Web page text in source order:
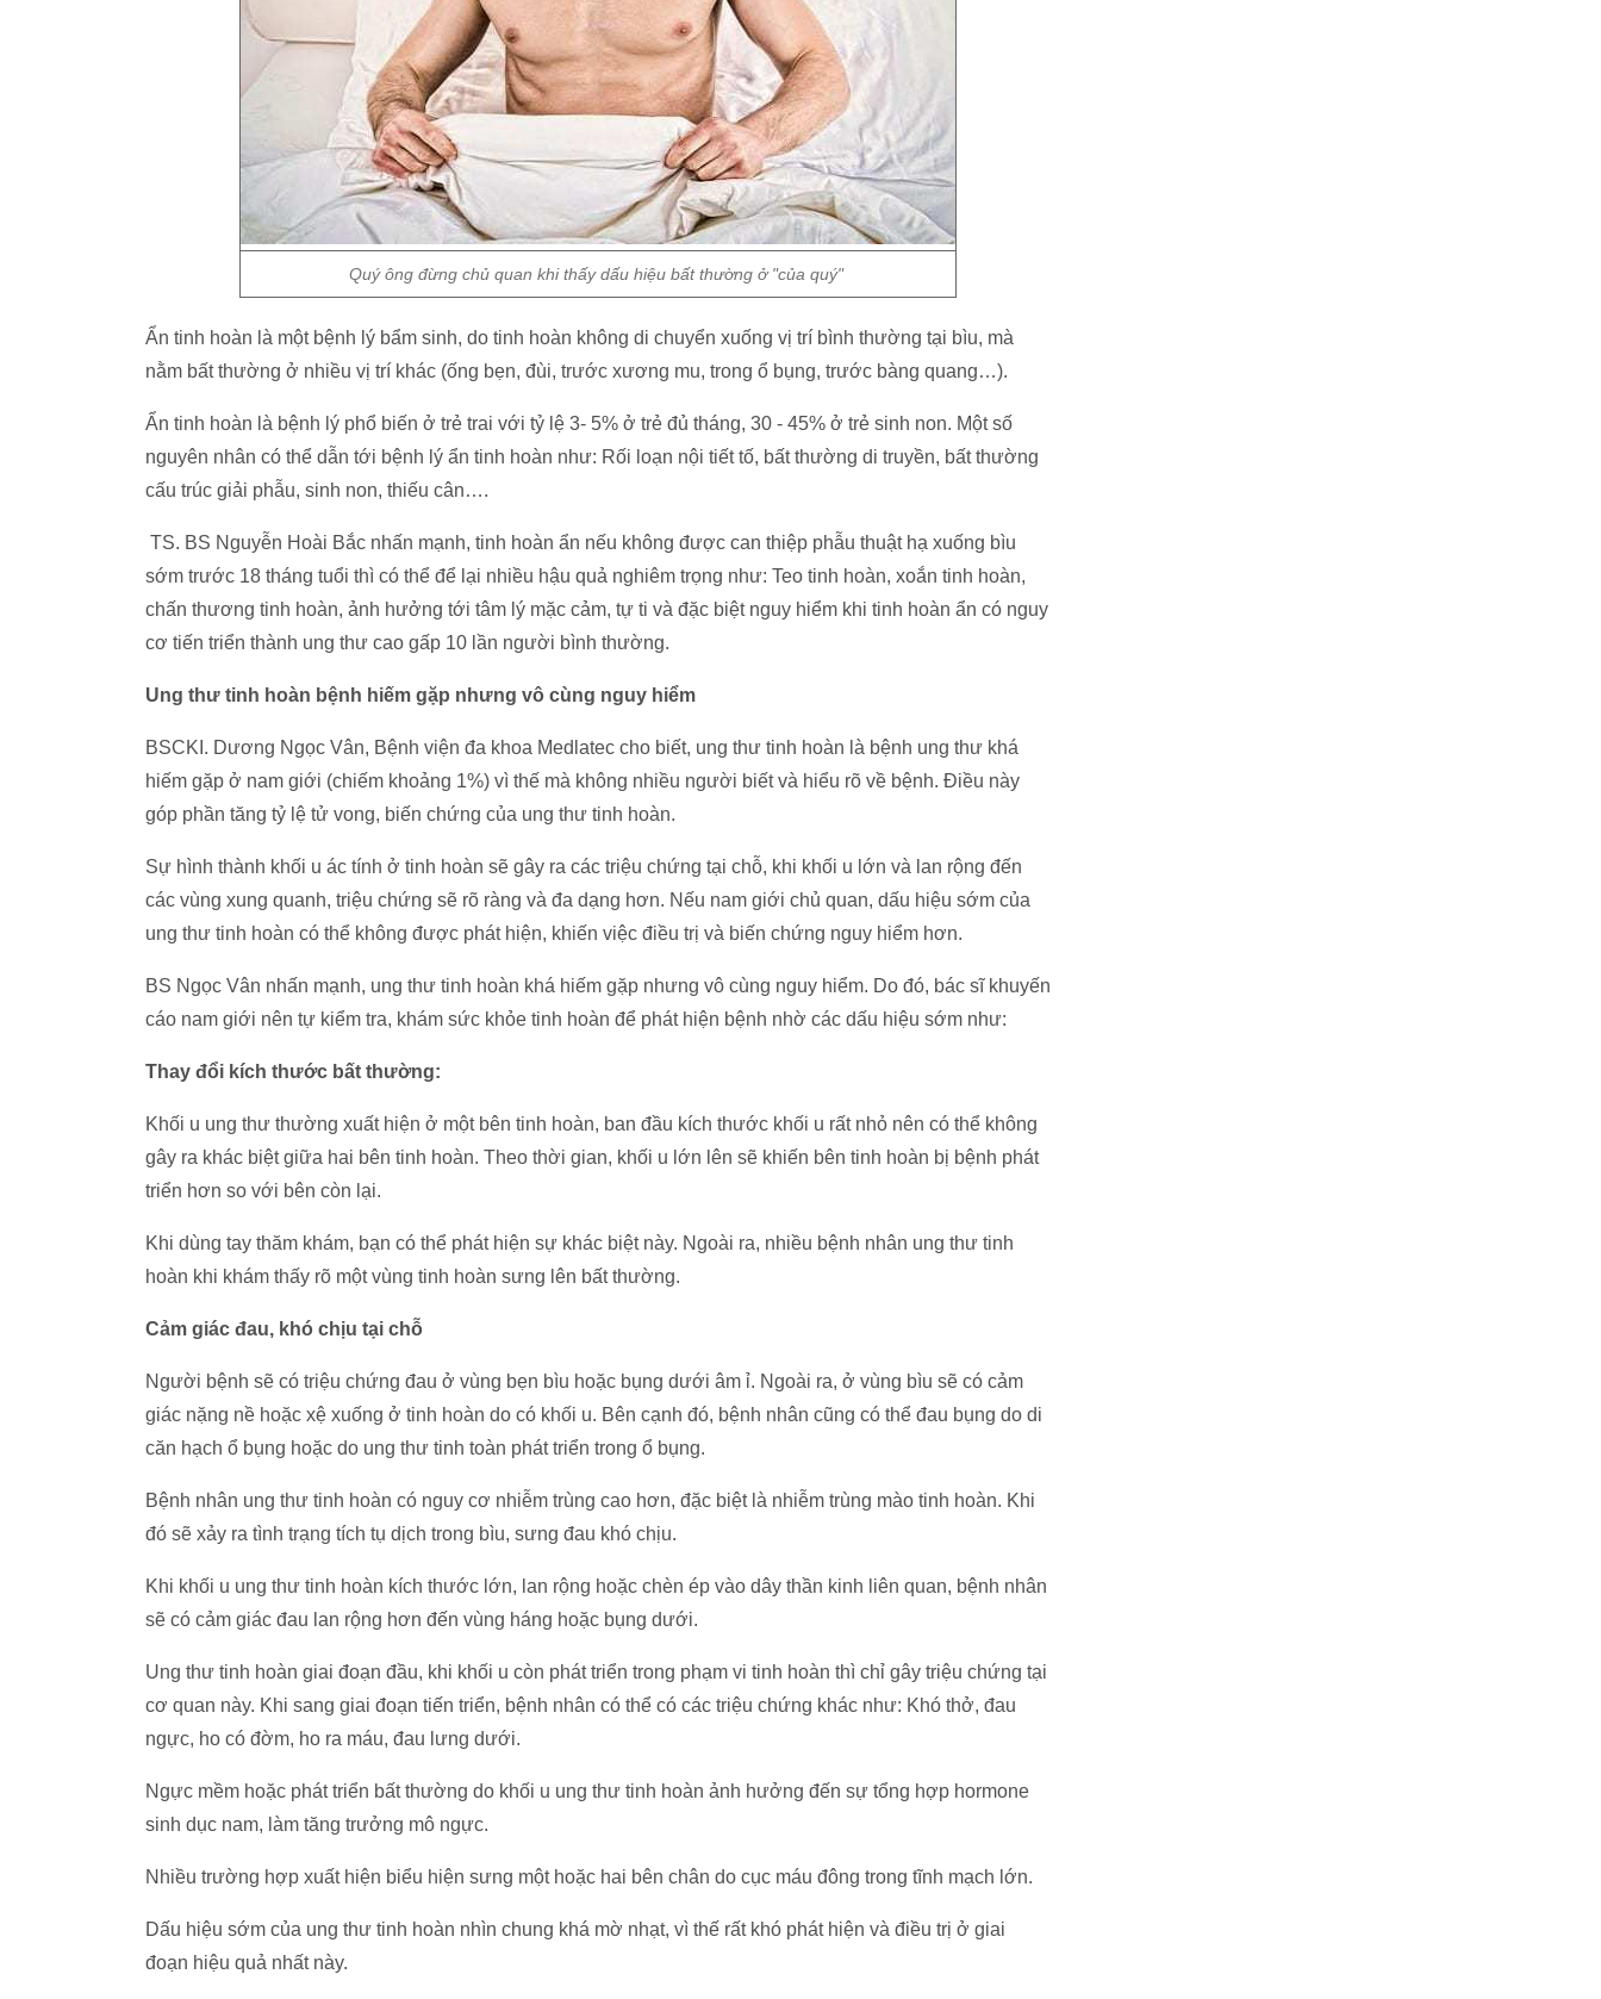
Quý ông đừng chủ quan khi thấy dấu hiệu bất thường ở "của quý"
Ẩn tinh hoàn là một bệnh lý bẩm sinh, do tinh hoàn không di chuyển xuống vị trí bình thường tại bìu, mà
nằm bất thường ở nhiều vị trí khác (ống bẹn, đùi, trước xương mu, trong ổ bụng, trước bàng quang…).
Ẩn tinh hoàn là bệnh lý phổ biến ở trẻ trai với tỷ lệ 3- 5% ở trẻ đủ tháng, 30 - 45% ở trẻ sinh non. Một số
nguyên nhân có thể dẫn tới bệnh lý ẩn tinh hoàn như: Rối loạn nội tiết tố, bất thường di truyền, bất thường
cấu trúc giải phẫu, sinh non, thiếu cân….
TS. BS Nguyễn Hoài Bắc nhấn mạnh, tinh hoàn ẩn nếu không được can thiệp phẫu thuật hạ xuống bìu
sớm trước 18 tháng tuổi thì có thể để lại nhiều hậu quả nghiêm trọng như: Teo tinh hoàn, xoắn tinh hoàn,
chấn thương tinh hoàn, ảnh hưởng tới tâm lý mặc cảm, tự ti và đặc biệt nguy hiểm khi tinh hoàn ẩn có nguy
cơ tiến triển thành ung thư cao gấp 10 lần người bình thường.
Ung thư tinh hoàn bệnh hiếm gặp nhưng vô cùng nguy hiểm
BSCKI. Dương Ngọc Vân, Bệnh viện đa khoa Medlatec cho biết, ung thư tinh hoàn là bệnh ung thư khá
hiếm gặp ở nam giới (chiếm khoảng 1%) vì thế mà không nhiều người biết và hiểu rõ về bệnh. Điều này
góp phần tăng tỷ lệ tử vong, biến chứng của ung thư tinh hoàn.
Sự hình thành khối u ác tính ở tinh hoàn sẽ gây ra các triệu chứng tại chỗ, khi khối u lớn và lan rộng đến
các vùng xung quanh, triệu chứng sẽ rõ ràng và đa dạng hơn. Nếu nam giới chủ quan, dấu hiệu sớm của
ung thư tinh hoàn có thể không được phát hiện, khiến việc điều trị và biến chứng nguy hiểm hơn.
BS Ngọc Vân nhấn mạnh, ung thư tinh hoàn khá hiếm gặp nhưng vô cùng nguy hiểm. Do đó, bác sĩ khuyến
cáo nam giới nên tự kiểm tra, khám sức khỏe tinh hoàn để phát hiện bệnh nhờ các dấu hiệu sớm như:
Thay đổi kích thước bất thường:
Khối u ung thư thường xuất hiện ở một bên tinh hoàn, ban đầu kích thước khối u rất nhỏ nên có thể không
gây ra khác biệt giữa hai bên tinh hoàn. Theo thời gian, khối u lớn lên sẽ khiến bên tinh hoàn bị bệnh phát
triển hơn so với bên còn lại.
Khi dùng tay thăm khám, bạn có thể phát hiện sự khác biệt này. Ngoài ra, nhiều bệnh nhân ung thư tinh
hoàn khi khám thấy rõ một vùng tinh hoàn sưng lên bất thường.
Cảm giác đau, khó chịu tại chỗ
Người bệnh sẽ có triệu chứng đau ở vùng bẹn bìu hoặc bụng dưới âm ỉ. Ngoài ra, ở vùng bìu sẽ có cảm
giác nặng nề hoặc xệ xuống ở tinh hoàn do có khối u. Bên cạnh đó, bệnh nhân cũng có thể đau bụng do di
căn hạch ổ bụng hoặc do ung thư tinh toàn phát triển trong ổ bụng.
Bệnh nhân ung thư tinh hoàn có nguy cơ nhiễm trùng cao hơn, đặc biệt là nhiễm trùng mào tinh hoàn. Khi
đó sẽ xảy ra tình trạng tích tụ dịch trong bìu, sưng đau khó chịu.
Khi khối u ung thư tinh hoàn kích thước lớn, lan rộng hoặc chèn ép vào dây thần kinh liên quan, bệnh nhân
sẽ có cảm giác đau lan rộng hơn đến vùng háng hoặc bụng dưới.
Ung thư tinh hoàn giai đoạn đầu, khi khối u còn phát triển trong phạm vi tinh hoàn thì chỉ gây triệu chứng tại
cơ quan này. Khi sang giai đoạn tiến triển, bệnh nhân có thể có các triệu chứng khác như: Khó thở, đau
ngực, ho có đờm, ho ra máu, đau lưng dưới.
Ngực mềm hoặc phát triển bất thường do khối u ung thư tinh hoàn ảnh hưởng đến sự tổng hợp hormone
sinh dục nam, làm tăng trưởng mô ngực.
Nhiều trường hợp xuất hiện biểu hiện sưng một hoặc hai bên chân do cục máu đông trong tĩnh mạch lớn.
Dấu hiệu sớm của ung thư tinh hoàn nhìn chung khá mờ nhạt, vì thế rất khó phát hiện và điều trị ở giai
đoạn hiệu quả nhất này.